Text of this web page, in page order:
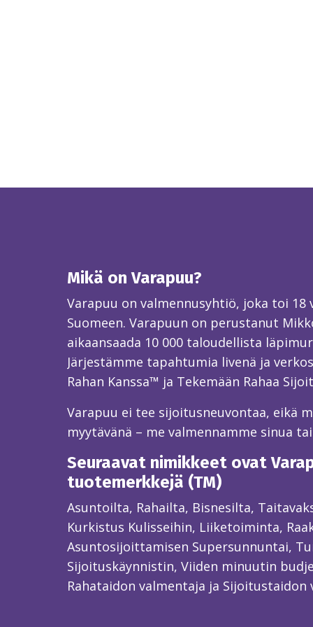
Mikä on Varapuu?
Varapuu on valmennusyhtiö, joka toi
Suomeen. Varapuun on perustanut
aikaansaada 10 000 taloudellista
Järjestämme tapahtumia livenä ja
Rahan Kanssa™ ja Tekemään Rahaa
Varapuu ei tee sijoitusneuvontaa, eikä
myytävänä – me valmennamme sinua
Seuraavat nimikkeet ovat
tuotemerkkejä (TM)
Asuntoilta, Rahailta, Bisnesilta,
Kurkistus Kulisseihin, Liiketoiminta,
Asuntosijoittamisen Supersunnuntai,
Sijoituskäynnistin, Viiden minuutin
Rahataidon valmentaja ja Sijoitustaidon